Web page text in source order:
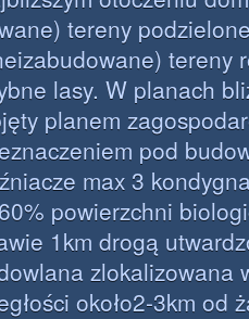
tereny
tereny
lasy. W planach
planem
pod
max 3
powierzchni
1km drogą
zlokalizowana
około2-3km od